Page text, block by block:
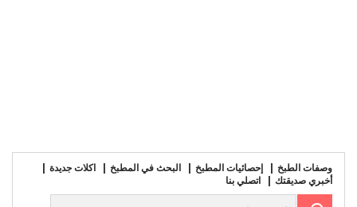
وصفات الطبخ إحصائيات المطبخ البحث في المطبخ
اكلات جديدة
أخبري صديقتك
اتصلي بنا